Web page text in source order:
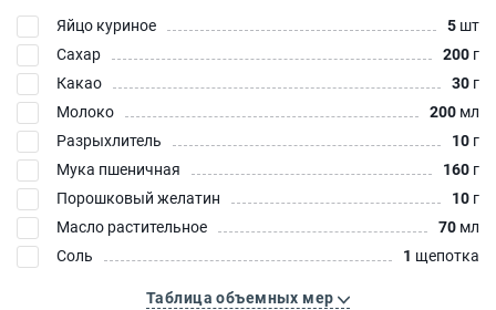
Яйцо куриное 5 шт
Сахар
200 г
Какао
30 г
Молоко
200 мл
Разрыхлитель
10 г
Мука пшеничная
160 г
Порошковый желатин
10 г
Масло растительное
70 мл
Соль
1 щепотка
Таблица объемных мер